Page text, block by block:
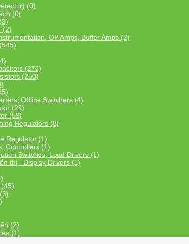
(0)
(0)
(2)
OP Amps, Buffer Amps (2)
(272)
(250)
Offline Switchers (4)
(26)
(59)
Regulators (8)
Regulator (1)
Controllers (1)
Switches, Load Drivers (1)
thị - Display Drivers (1)
(2)
(1)